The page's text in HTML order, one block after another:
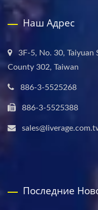
Наш Адрес
3F-5, No. 30, Taiyuan
County 302, Taiwan
886-3-5525268
886-3-5525388
Последние